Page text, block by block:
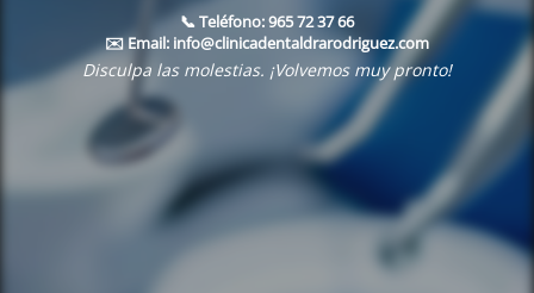
📞 Teléfono:965 72 37 66
✉️ Email: info@clinicadentaldrarodriguez.com
Disculpa las molestias. ¡Volvemos muy pronto!